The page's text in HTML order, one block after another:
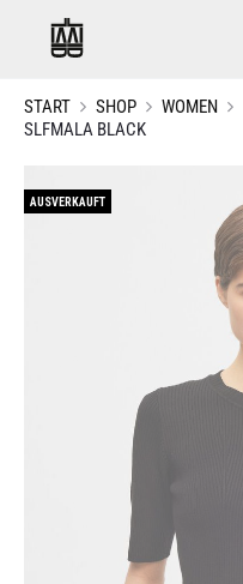
START SHOP WOMEN
SLFMALA BLACK
AUSVERKAUFT